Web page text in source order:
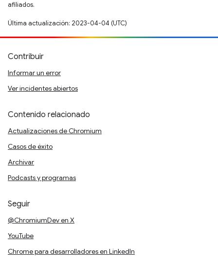
afiliados.
Última actualización: 2023-04-04 (UTC)
Contribuir
Informar un error
Ver incidentes abiertos
Contenido relacionado
Actualizaciones de Chromium
Casos de éxito
Archivar
Podcasts y programas
Seguir
@ChromiumDev en X
YouTube
Chrome para desarrolladores en LinkedIn